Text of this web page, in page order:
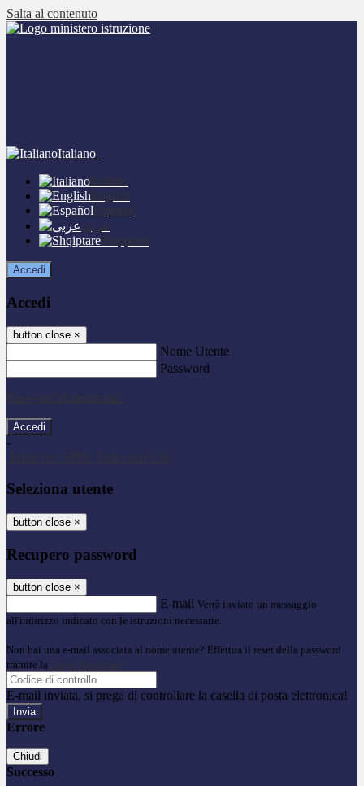
Salta al contenuto
Italiano
Italiano
English
Español
عربى
Shqiptare
Accedi
Accedi
button close ×
Nome Utente
Password
Password dimenticata?
-
Entra con SPID
Entra con CIE
Seleziona utente
button close ×
Recupero password
button close ×
E-mail Verrà inviato un messaggio
all'indirizzo indicato con le istruzioni necessarie.
Non hai una e-mail associata al nome utente? Effettua il reset della password
tramite la Login Spaggiari
E-mail inviata, si prega di controllare la casella di posta elettronica!
Errore
Chiudi
Successo